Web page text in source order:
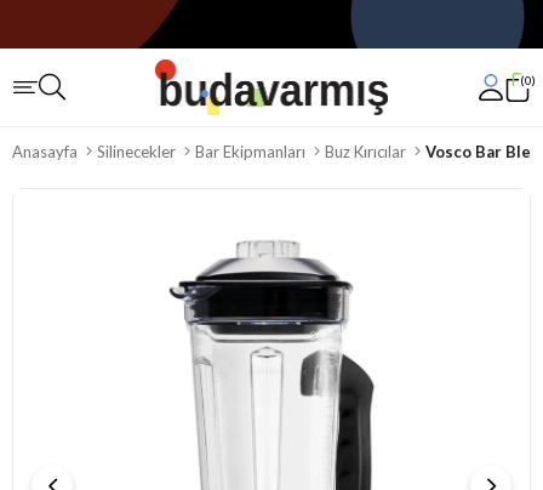
0
Anasayfa Silinecekler Bar Ekipmanları Buz Kırıcılar